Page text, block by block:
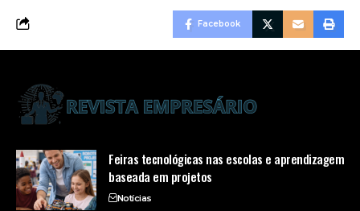
Facebook
Feiras tecnológicas nas escolas e aprendizagem
baseada em projetos
Notícias